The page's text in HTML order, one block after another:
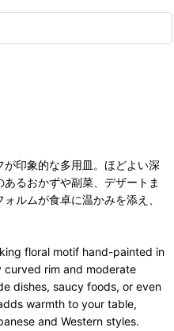
印象的な多用皿。ほどよい深
るおかずや副菜、デザートま
ルムが食卓に温かみを添え、
floral motif hand-painted in
curved rim and moderate
dishes, saucy foods, or even
warmth to your table,
and Western styles.